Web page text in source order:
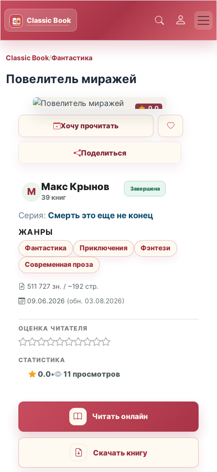
Classic Book/Фантастика
Повелитель миражей
0.0
Хочу прочитать
Поделиться
М Макс Крынов
39 книг
Завершена
511 727 зн. / ~192 стр.
09.06.2026 (обн. 03.08.2026)
Серия: Смерть это еще не конец
ЖАНРЫ
Фантастика Приключения
Фэнтези
Современная проза
ОЦЕНКА ЧИТАТЕЛЯ
СТАТИСТИКА
0.0• 11 просмотров
Читать онлайн
Скачать книгу